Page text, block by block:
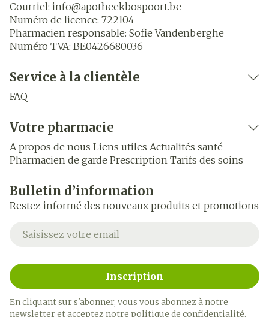
Courriel: info@apotheekbospoort.be
Numéro de licence: 722104
Pharmacien responsable: Sofie Vandenberghe
Numéro TVA: BE0426680036
Service à la clientèle
FAQ
Votre pharmacie
A propos de nous Liens utiles Actualités santé
Pharmacien de garde Prescription Tarifs des soins
Bulletin d’information
Restez informé des nouveaux produits et promotions
Adresse mail
Inscription
En cliquant sur s'abonner, vous vous abonnez à notre
newsletter et acceptez notre politique de confidentialité.